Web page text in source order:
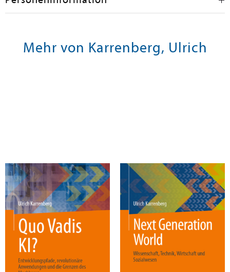
Mehr von Karrenberg, Ulrich